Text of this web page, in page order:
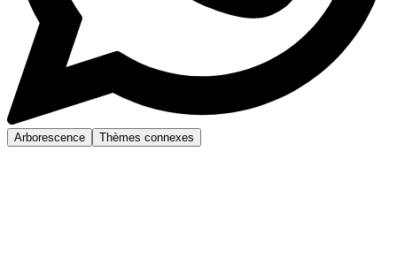
Arborescence Thèmes connexes